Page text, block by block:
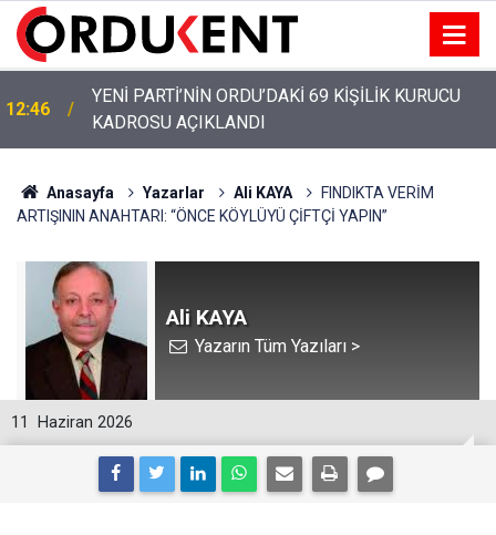
12:22
YENİ PARTİ ALTINORDU’DA KURUCU YÖNETİMİNİ
AÇIKLADI
Anasayfa Yazarlar Ali KAYA
FINDIKTA VERİM
ARTIŞININ ANAHTARI: “ÖNCE KÖYLÜYÜ ÇİFTÇİ YAPIN”
Ali KAYA
Yazarın Tüm Yazıları >
11 Haziran 2026